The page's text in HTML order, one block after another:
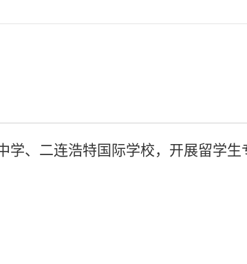
学、二连浩特国际学校，开展留学生